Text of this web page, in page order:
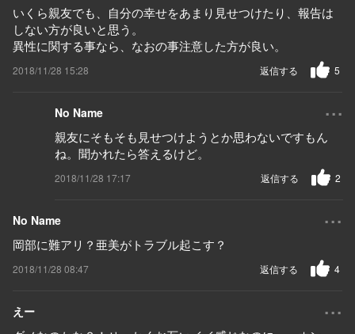
いくら親友でも、自分の幸せをあまり見せつけたり、報告は
しない方が良いと思う。
異性に関する事なら、なおの事注意した方が良い。
2018/11/28 15:28 5
返信する
No Name ...
親友にそもそも見せつけようとか思わないですもん
ね。聞かれたら答えるけど。
2018/11/28 17:17 2
返信する
No Name ...
岡部に難アリ？亜美がトラブル起こす？
2018/11/28 08:47 4
返信する
えー ...